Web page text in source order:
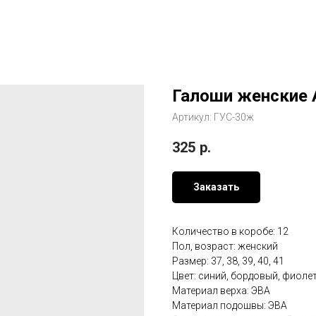
Галоши
Артикул: ГУС-30ж
325 р.
Заказать
Количество в коробе: 12
Пол, возраст: женский
Размер: 37, 38, 39, 40, 41
Цвет: синий, бордовый,
Материал верха: ЭВА
Материал подошвы: ЭВА